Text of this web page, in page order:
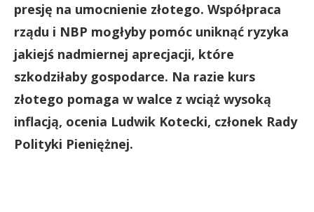
presję na umocnienie złotego. Współpraca
rządu i NBP mogłyby pomóc uniknąć ryzyka
jakiejś nadmiernej aprecjacji, które
szkodziłaby gospodarce. Na razie kurs
złotego pomaga w walce z wciąż wysoką
inflacją, ocenia Ludwik Kotecki, członek Rady
Polityki Pieniężnej.